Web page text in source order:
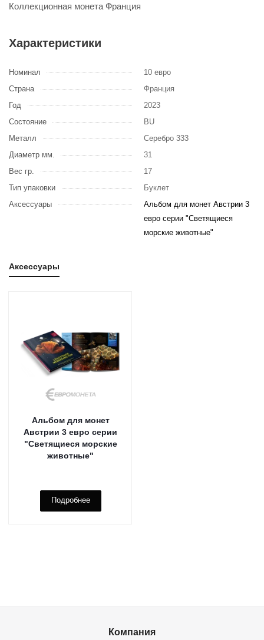
Коллекционная монета Франция
Характеристики
Номинал
10 евро
Страна
Франция
Год
2023
Состояние
BU
Металл
Серебро 333
Диаметр мм.
31
Вес гр.
17
Тип упаковки
Буклет
Аксессуары
Альбом для монет Австрии 3
евро серии "Светящиеся
морские животные"
Аксессуары
Альбом для монет
Австрии 3 евро серии
"Светящиеся морские
животные"
Подробнее
Компания